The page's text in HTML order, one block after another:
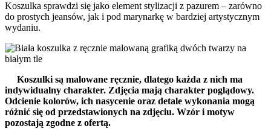
Koszulka sprawdzi się jako element stylizacji z pazurem – zarówno
do prostych jeansów, jak i pod marynarkę w bardziej artystycznym
wydaniu.
Koszulki są malowane ręcznie, dlatego każda z nich ma
indywidualny charakter. Zdjęcia mają charakter poglądowy.
Odcienie kolorów, ich nasycenie oraz detale wykonania mogą
różnić się od przedstawionych na zdjęciu. Wzór i motyw
pozostają zgodne z ofertą.